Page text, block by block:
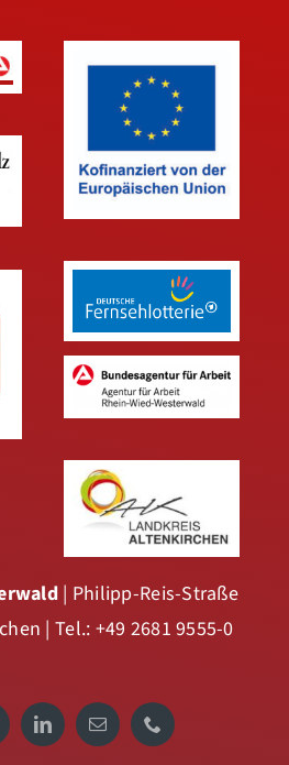
| Philipp-Reis-Straße
| Tel.: +49 2681 9555-0